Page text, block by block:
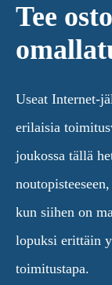
Tee
Useat Internet-
erilaisia
joukossa tällä
kun siihen on
lopuksi erittäin
toimitustapa.